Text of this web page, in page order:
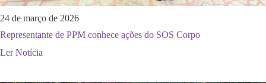
24 de março de 2026
Representante de PPM conhece ações do SOS Corpo
Ler Notícia